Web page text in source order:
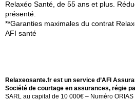
Relaxéo Santé, de 55 ans et plus.
présenté.
**Garanties maximales du contrat
AFI santé
Relaxeosante.fr est un service d’AFI
Société de courtage en assurances, régie
SARL au capital de 10 000€ – Numéro